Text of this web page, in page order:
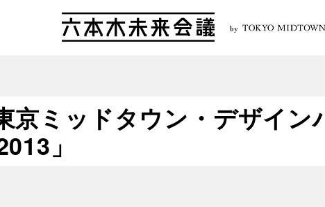
by
京ミッドタウン・デザイ
」